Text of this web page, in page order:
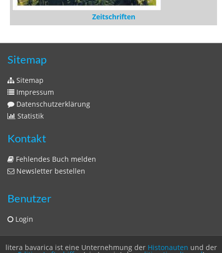
Zeitschriften
Sitemap
Sitemap
Impressum
Datenschutzerklärung
Statistik
Kontakt
Fehlendes Buch melden
Newsletter bestellen
Benutzer
Login
litera bavarica ist eine Unternehmung der Histonauten und der